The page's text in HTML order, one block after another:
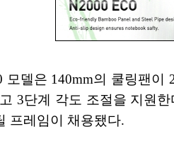
모델은 140mm의 쿨링팬
3단계 각도 조절을 지원
프레임이 채용됐다.